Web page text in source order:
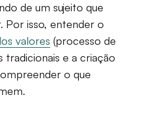
de um sujeito que
Por isso, entender o
valores (processo de
tradicionais e a criação
o que